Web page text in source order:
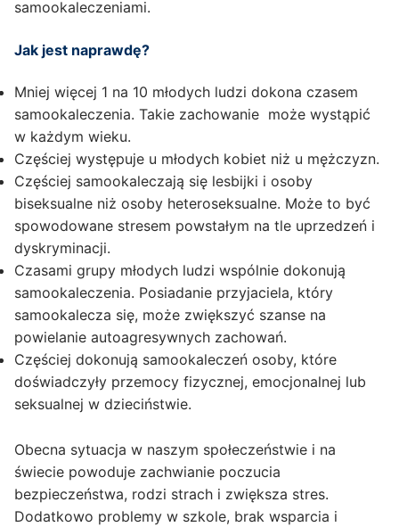
samookaleczeniami.
Jak jest naprawdę?
Mniej więcej 1 na 10 młodych ludzi dokona czasem
samookaleczenia. Takie zachowanie może wystąpić
w każdym wieku.
Częściej występuje u młodych kobiet niż u mężczyzn.
Częściej samookaleczają się lesbijki i osoby
biseksualne niż osoby heteroseksualne. Może to być
spowodowane stresem powstałym na tle uprzedzeń i
dyskryminacji.
Czasami grupy młodych ludzi wspólnie dokonują
samookaleczenia. Posiadanie przyjaciela, który
samookalecza się, może zwiększyć szanse na
powielanie autoagresywnych zachowań.
Częściej dokonują samookaleczeń osoby, które
doświadczyły przemocy fizycznej, emocjonalnej lub
seksualnej w dzieciństwie.
Obecna sytuacja w naszym społeczeństwie i na
świecie powoduje zachwianie poczucia
bezpieczeństwa, rodzi strach i zwiększa stres.
Dodatkowo problemy w szkole, brak wsparcia i